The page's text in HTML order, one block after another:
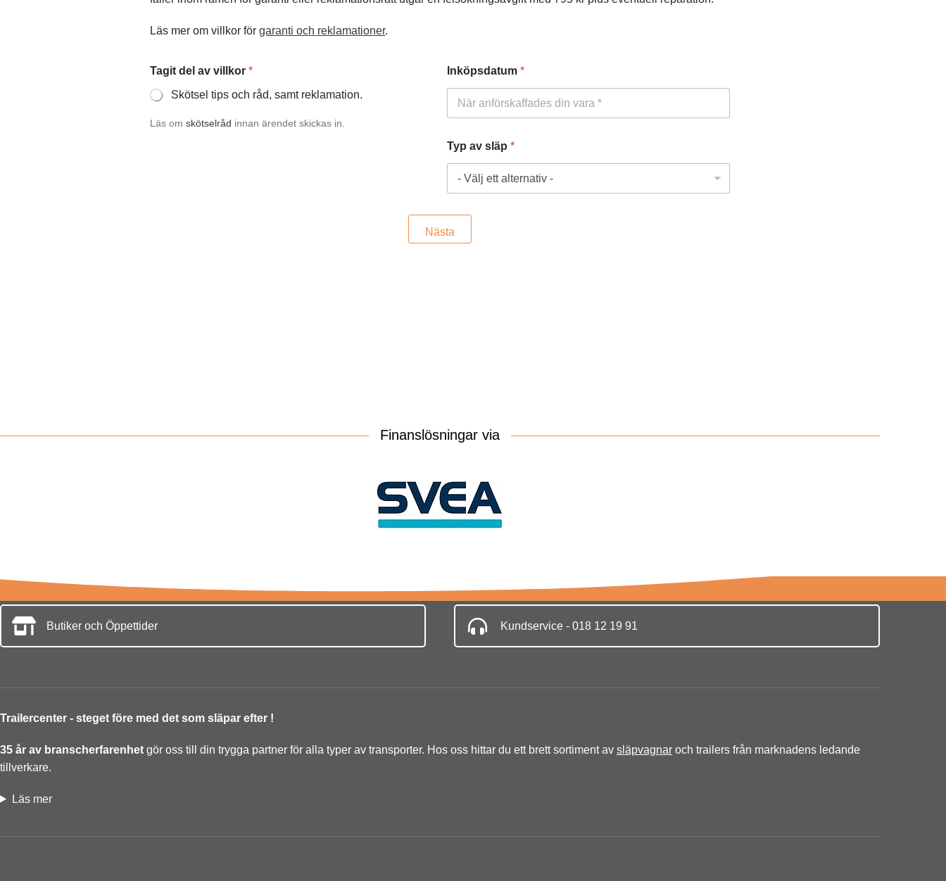
Läs mer om villkor förgaranti och reklamationer.
Tagit del av villkor*
Skötsel tips och råd, samt reklamation.
Läs omskötselråd innan ärendet skickas in.
Inköpsdatum *
Typ av släp *
Nästa
Finanslösningar via
Butiker och Öppettider Kundservice - 018 12 19 91
Trailercenter - steget före med det som släpar efter !
35 år av branscherfarenhet gör oss till din trygga partner för alla typer av transporter. Hos oss hittar du ett brett sortiment av släpvagnar och trailers från marknadens ledande
tillverkare.
Läs mer